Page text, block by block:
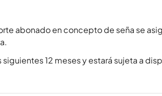
abonado en concepto de seña se
12 meses y estará sujeta a